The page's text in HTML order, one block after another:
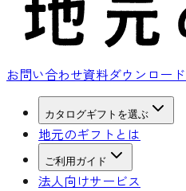
お問い合わせ資料ダウンロード
カタログギフトを選ぶ
地元のギフトとは
ご利用ガイド
法人向けサービス